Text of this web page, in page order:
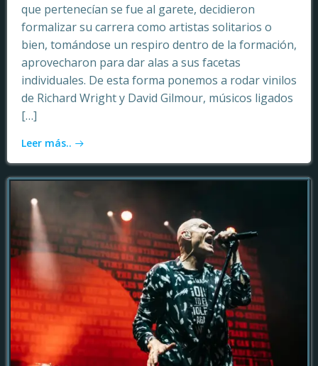
que pertenecían se fue al garete, decidieron
formalizar su carrera como artistas solitarios o
bien, tomándose un respiro dentro de la formación,
aprovecharon para dar alas a sus facetas
individuales. De esta forma ponemos a rodar vinilos
de Richard Wright y David Gilmour, músicos ligados
[…]
Leer más..